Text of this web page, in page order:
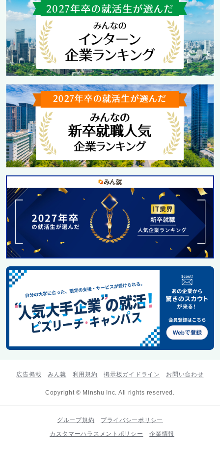
広告掲載 みん就 利用規約 掲示板ガイドライン お問い合わせ
Copyright © Minshu Inc. All rights reserved.
グループ規約
プライバシーポリシー
カスタマーハラスメントポリシー
企業情報